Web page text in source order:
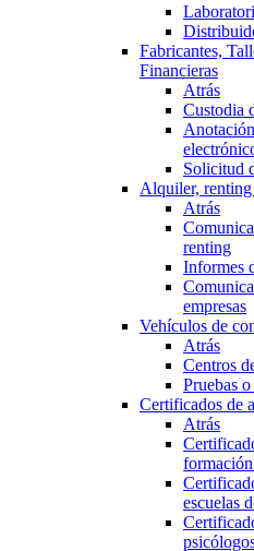
Fabricantes,
Financieras
Atrás
Custodia
Solicitud
Alquiler,
Atrás
renting
Informes
empresas
Vehículos de
Atrás
Centros
Pruebas
Certificados de
Atrás
escuelas